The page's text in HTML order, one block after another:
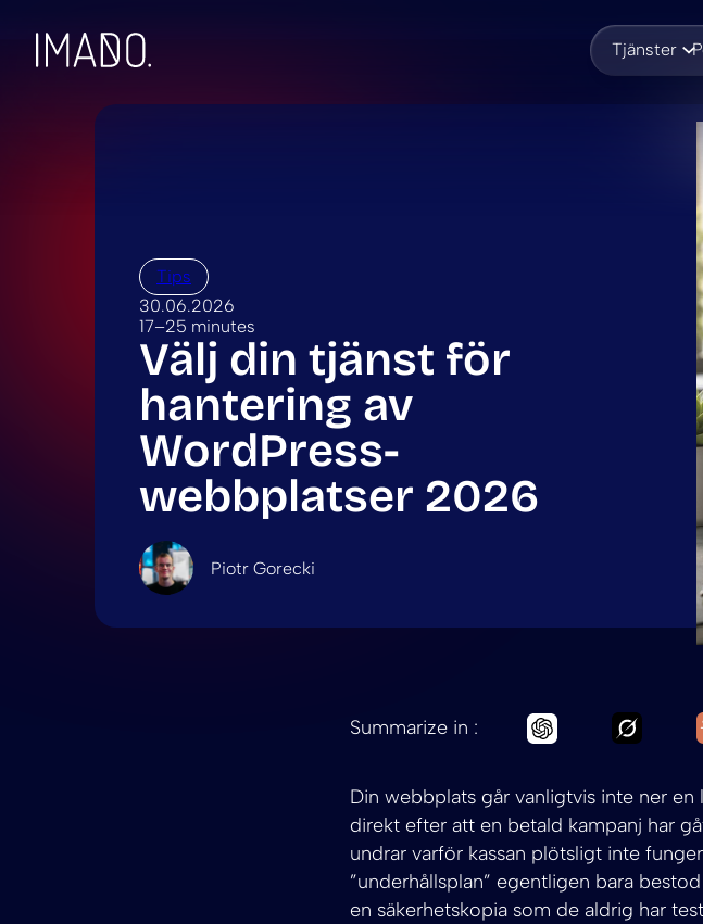
Skip to content Tjänster
Tips
30.06.2026
17–25 minutes
Välj din tjänst för
hantering av
WordPress-
webbplatser 2026
Piotr Gorecki
Summarize in : Ask Chatgpt to
Ask
Din webbplats går vanligtvis inte ner
direkt efter att en betald kampanj har
undrar varför kassan plötsligt inte
”underhållsplan” egentligen bara
en säkerhetskopia som de aldrig har